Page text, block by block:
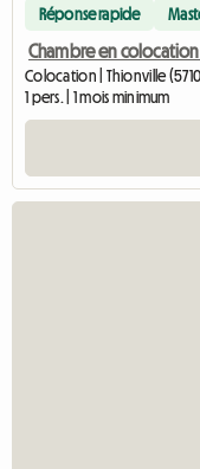
Réponse rapide
Chambre en
Colocation | Thionville
1 pers. | 1 mois minimum